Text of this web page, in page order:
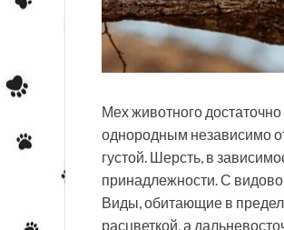
Мех животного
однородным независимо
густой. Шерсть, в
принадлежности. С
Виды, обитающие в
расцветкой, а